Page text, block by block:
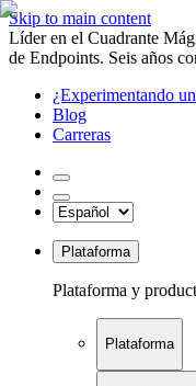
Skip to main content
Líder en el Cuadrante
de Endpoints. Seis años
¿Experimentando
Blog
Carreras
Plataforma
Plataforma y
Plataforma